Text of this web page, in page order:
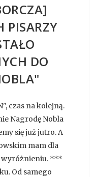
PISARZY
DO
czas na kolejną.
Nagrodę Nobla
się już jutro. A
mam dla
wyróżnieniu. ***
Od samego